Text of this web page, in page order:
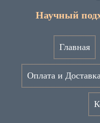
Научный
Главная
Оплата и